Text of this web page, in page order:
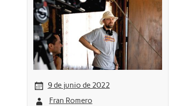
9 de junio de 2022
Fran Romero